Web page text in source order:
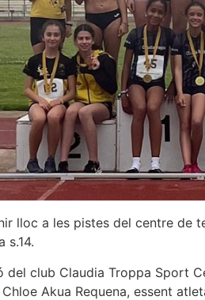
lloc a les pistes del centre de
s.14.
del club Claudia Troppa Sport
Akua Requena, essent